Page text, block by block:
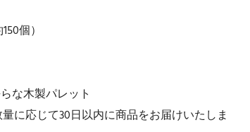
個）
な木製パレット
に応じて30日以内に商品をお届けいたしま